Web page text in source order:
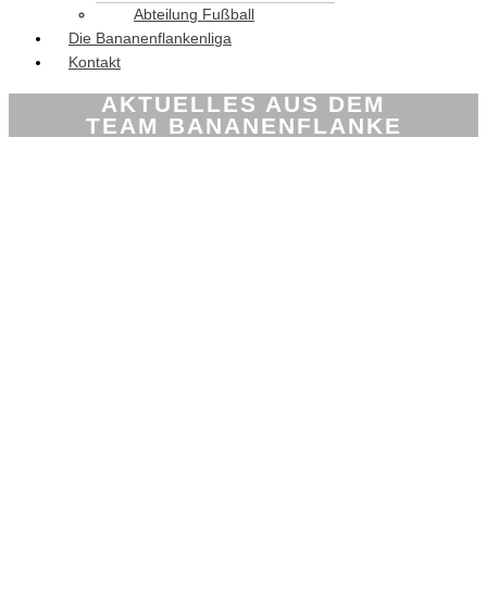
Abteilung Fußball
Die Bananenflankenliga
Kontakt
AKTUELLES AUS DEM
TEAM BANANENFLANKE